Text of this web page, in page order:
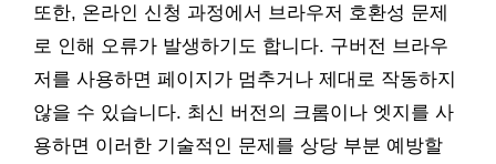
또한, 온라인 신청 과정에서 브라우저 호환성 문제
로 인해 오류가 발생하기도 합니다. 구버전 브라우
저를 사용하면 페이지가 멈추거나 제대로 작동하지
않을 수 있습니다. 최신 버전의 크롬이나 엣지를 사
용하면 이러한 기술적인 문제를 상당 부분 예방할